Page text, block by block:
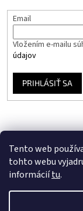
Tento web
tohto webu
informáciítu.
Email
Vložením e-mailu
údajov
PRIHLÁSIŤ SA